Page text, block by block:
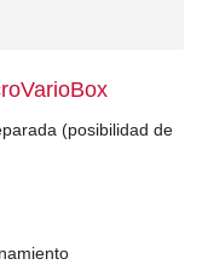
(posibilidad de